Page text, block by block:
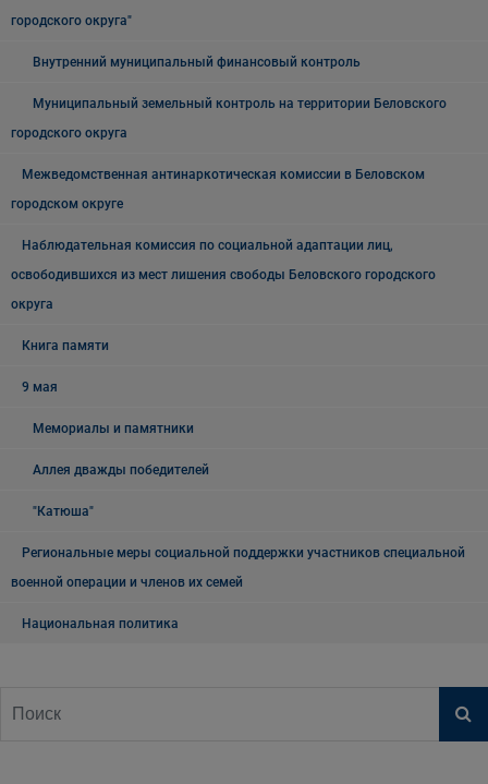
городского округа"
Внутренний муниципальный финансовый контроль
Муниципальный земельный контроль на территории Беловского
городского округа
Межведомственная антинаркотическая комиссии в Беловском
городском округе
Наблюдательная комиссия по социальной адаптации лиц,
освободившихся из мест лишения свободы Беловского городского
округа
Книга памяти
9 мая
Мемориалы и памятники
Аллея дважды победителей
"Катюша"
Региональные меры социальной поддержки участников специальной
военной операции и членов их семей
Национальная политика